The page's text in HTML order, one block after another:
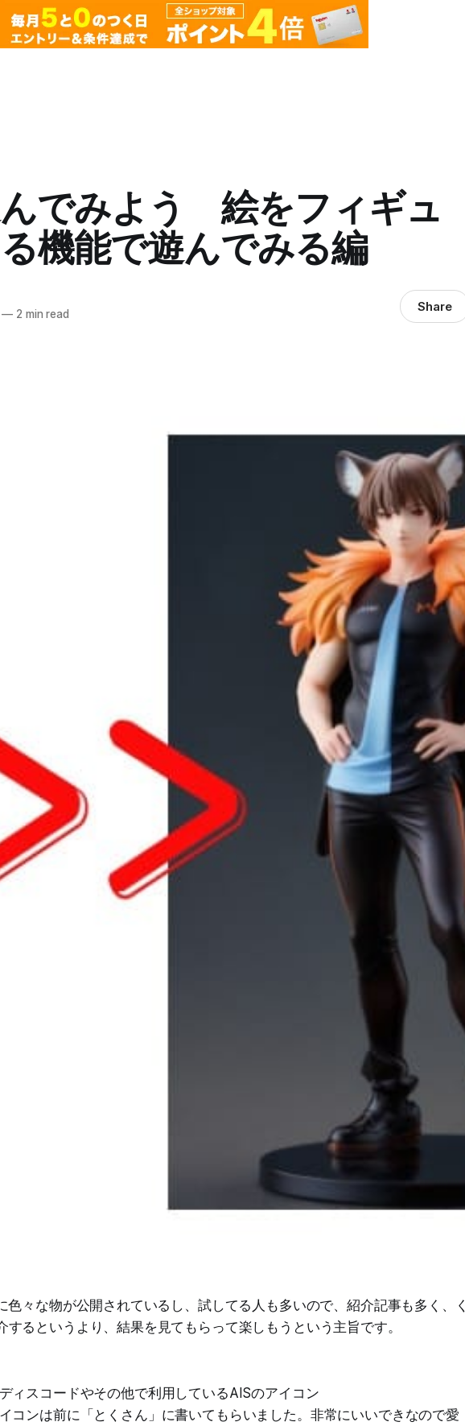
でみよう 絵をフィギュ
機能で遊んでみる編
— 2 min read Share
色々な物が公開されているし、試してる人も多いので、紹介記事も多く、く
するというより、結果を見てもらって楽しもうという主旨です。
ィスコードやその他で利用しているAISのアイコン
コンは前に「とくさん」に書いてもらいました。非常にいいできなので愛